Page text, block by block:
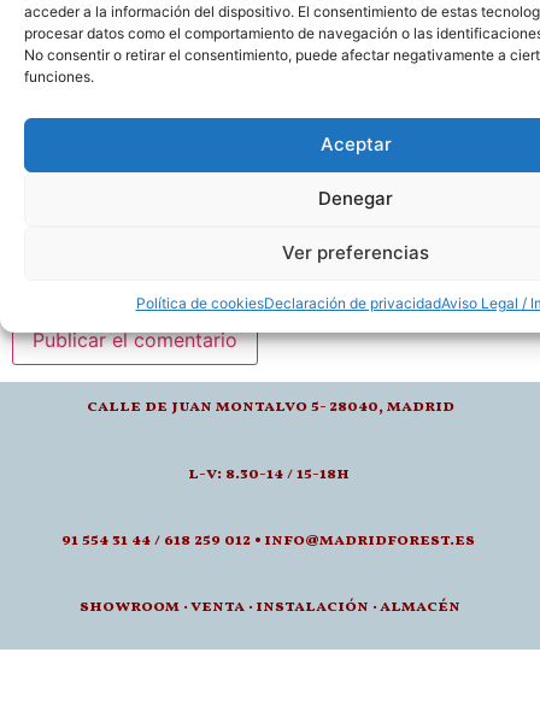
acceder a la información del dispositivo. El consentimiento de estas
procesar datos como el comportamiento de navegación o las
No consentir o retirar el consentimiento, puede afectar negativamente a
funciones.
Aceptar
Denegar
Ver preferencias
Política de cookiesDeclaración de privacidadAviso Legal /
Correo electrónico
Web
calle de juan montalvo 5- 28040, madrid
l-v: 8.30-14 / 15-18h
91 554 31 44 / 618 259 012 • info@madridforest.es
showroom ·venta · instalación · almacén